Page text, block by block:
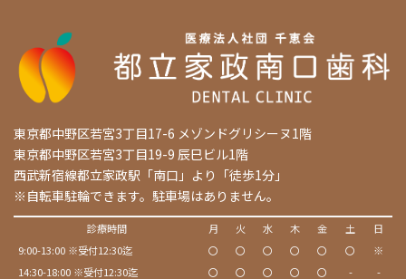
東京都中野区若宮3丁目17-6 メゾンドグリシーヌ1階
東京都中野区若宮3丁目19-9 辰巳ビル1階
西武新宿線都立家政駅「南口」より「徒歩1分」
※自転車駐輪できます。駐車場はありません。
診療時間 月 火 水 木 金 土
日
9:00-13:00 ※受付12:30迄
〇 〇 〇 〇 〇 〇
※
14:30-18:00 ※受付12:30迄
〇 〇 〇 〇 〇 - -